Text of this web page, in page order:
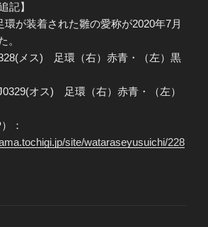
記】
環が装着された雛の愛称が2020年7月
。
メス) 足環（右）赤青・（左）黒
オス) 足環（右）赤青・（左）
：
site/wataraseyusuichi/228